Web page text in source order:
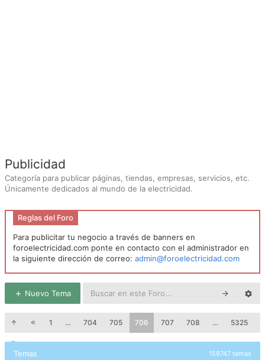
Publicidad
Categoría para publicar páginas, tiendas, empresas, servicios, etc.
Únicamente dedicados al mundo de la electricidad.
Reglas del Foro
Para publicitar tu negocio a través de banners en
foroelectricidad.com ponte en contacto con el administrador en
la siguiente dirección de correo: admin@foroelectricidad.com
Nuevo Tema
1 … 704 705 706 707 708 … 5325
Temas 159747 temas